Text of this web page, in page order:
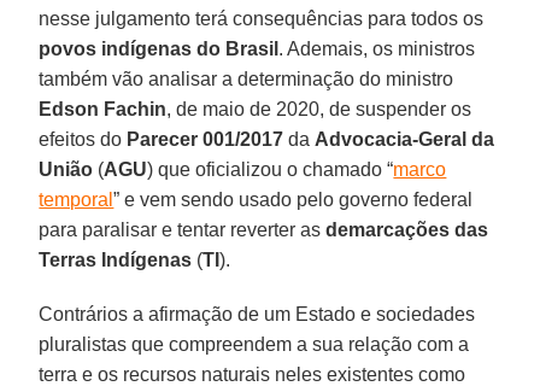
nesse julgamento terá consequências para todos os
povos indígenas do Brasil . Ademais, os ministros
também vão analisar a determinação do ministro
Edson Fachin, de maio de 2020, de suspender os
efeitos do Parecer 001/2017 da Advocacia-Geral da
União (AGU) que oficializou o chamado “marco
temporal” e vem sendo usado pelo governo federal
para paralisar e tentar reverter asdemarcações das
Terras Indígenas (TI).
Contrários a afirmação de um Estado e sociedades
pluralistas que compreendem a sua relação com a
terra e os recursos naturais neles existentes como